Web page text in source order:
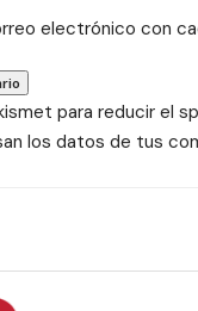
electrónico con
para reducir el
los datos de tus